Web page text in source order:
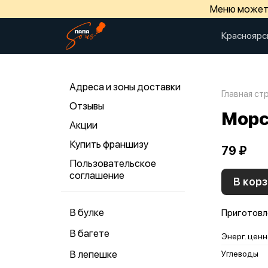
Меню может
Адреса и зоны доставки
Отзывы
Акции
Купить франшизу
Пользовательское
соглашение
В булке
В багете
В лепешке
Главная
79 ₽
В
Энерг.
Углеводы